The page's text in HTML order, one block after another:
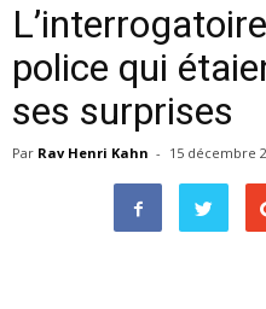
police qui
ses surprises
Par Rav Henri Kahn - 15 décembre